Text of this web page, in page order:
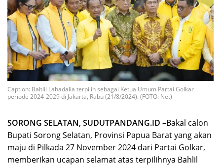
Caption: Bahlil Lahadalia terpilih sebagai Ketua Umum Partai Golkar
periode 2024-2029 di Jakarta, Rabu (21/8/2024). (FOTO: Net)
SORONG SELATAN, SUDUTPANDANG.ID –Bakal calon
Bupati Sorong Selatan, Provinsi Papua Barat yang akan
maju di Pilkada 27 November 2024 dari Partai Golkar,
memberikan ucapan selamat atas terpilihnya Bahlil